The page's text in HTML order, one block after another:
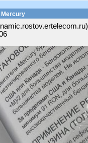
Mercury